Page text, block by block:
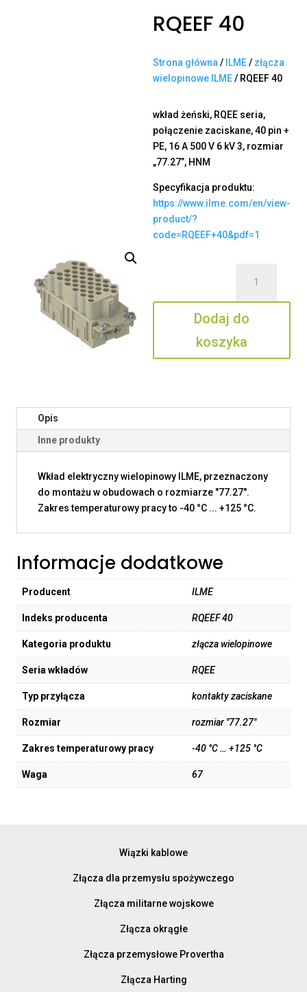
RQEEF 40
Strona główna / ILME/ złącza
wielopinowe ILME/ RQEEF 40
wkład żeński, RQEE seria,
połączenie zaciskane, 40 pin +
PE, 16 A 500 V 6 kV 3, rozmiar
„77.27”, HNM
Specyfikacja produktu:
https://www.ilme.com/en/view-
product/?
code=RQEEF+40&pdf=1
RQEEF
40
Dodaj do
koszyka
Opis
Inne produkty
Wkład elektryczny wielopinowy ILME, przeznaczony
do montażu w obudowach o rozmiarze "77.27".
Zakres temperaturowy pracy to -40 °C ... +125 °C.
Informacje dodatkowe
Producent ILME
Indeks producenta RQEEF 40
Kategoria produktu złącza wielopinowe
Seria wkładów RQEE
Typ przyłącza kontakty zaciskane
Rozmiar rozmiar "77.27"
Zakres temperaturowy pracy -40 °C … +125 °C
Waga 67
Wiązki kablowe
Złącza dla przemysłu spożywczego
Złącza militarne wojskowe
Złącza okrągłe
Złącza przemysłowe Provertha
Złącza Harting